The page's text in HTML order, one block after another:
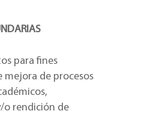
para fines
mejora de procesos
o rendición de